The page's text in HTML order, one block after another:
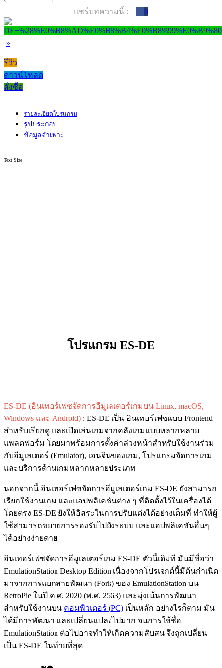
แชร์บทความนี้ : 0
»
รีวิว
ดาวน์โหลด
สั่งซื้อ
รายละเอียดโปรแกรม
รูปประกอบ
ข้อมูลจำเพาะ
Text Size
โปรแกรม ES-DE
ES-DE (อินเทอร์เฟซจัดการอีมูเลเตอร์เกมบน Linux, macOS,
Windows และ Android) : ES-DE เป็น อินเทอร์เฟซแบบ Frontend
สำหรับเรียกดู และเปิดเล่นเกมจากคลังเกมแบบหลากหลาย
แพลตฟอร์ม โดยมาพร้อมการตั้งค่าล่วงหน้าสำหรับใช้งานร่วม
กับอีมูเลเตอร์ (Emulator), เอนจินของเกม, โปรแกรมจัดการเกม
และบริการด้านเกมหลากหลายประเภท
นอกจากนี้ อินเทอร์เฟซจัดการอีมูเลเตอร์เกม ES-DE ยังสามารถ
เรียกใช้งานเกม และแอปพลิเคชันต่าง ๆ ที่ติดตั้งไว้ในเครื่องได้
โดยตรง ES-DE ยังให้อิสระในการปรับแต่งได้อย่างเต็มที่ ทำให้ผู้
ใช้สามารถขยายการรองรับไปยังระบบ และแอปพลิเคชันอื่นๆ
ได้อย่างง่ายดาย
อินเทอร์เฟซจัดการอีมูเลเตอร์เกม ES-DE ตัวนี้เดิมที มันมีชื่อว่า
EmulationStation Desktop Edition เนื่องจากโปรเจกต์นี้มีต้นกำเนิด
มาจากการแยกสายพัฒนา (Fork) ของ EmulationStation บน
RetroPie ในปี ค.ศ. 2020 (พ.ศ. 2563) และมุ่งเน้นการพัฒนา
สำหรับใช้งานบน คอมพิวเตอร์ (PC) เป็นหลัก อย่างไรก็ตาม มัน
ได้มีการพัฒนา และเปลี่ยนแปลงไปมาก จนการใช้ชื่อ
EmulationStation ต่อไปอาจทำให้เกิดความสับสน จึงถูกเปลี่ยน
เป็น ES-DE ในท้ายที่สุด